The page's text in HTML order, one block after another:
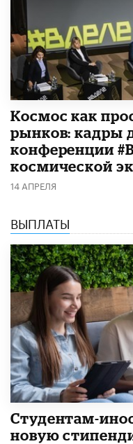
Космос как
рынков: кадры
конференции
космической
14 АПРЕЛЯ
ВЫПЛАТЫ
Студентам-
новую